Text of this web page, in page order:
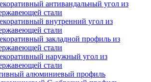
антивандальный угол из
стали
внутренний угол из
стали
закладной профиль из
стали
наружный угол из
стали
алюминиевый профиль